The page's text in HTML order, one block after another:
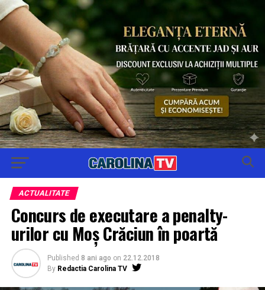
ACTUALITATE
Concurs de executare a penalty-
urilor cu Moș Crăciun în poartă
Published 8 ani ago on 22.12.2018
By Redactia Carolina TV